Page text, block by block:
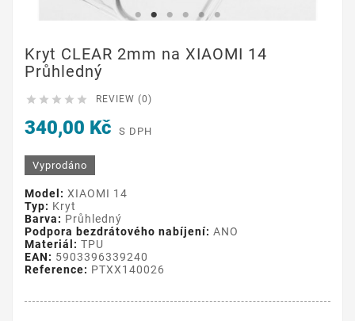
Kryt CLEAR 2mm na XIAOMI 14
Průhledný
     REVIEW (0)
340,00 Kč S DPH
Vyprodáno
Model: XIAOMI 14
Typ: Kryt
Barva: Průhledný
Podpora bezdrátového nabíjení: ANO
Materiál: TPU
EAN: 5903396339240
Reference: PTXX140026